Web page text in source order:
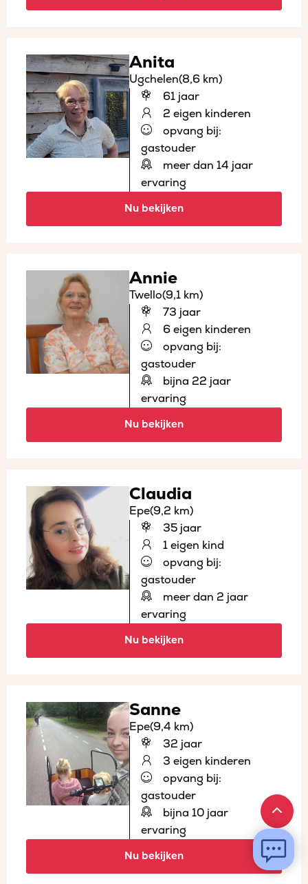
Anita
Ugchelen(8,6 km)
61 jaar
2 eigen kinderen
opvang bij:
gastouder
meer dan 14 jaar
ervaring
Nu bekijken
Annie
Twello(9,1 km)
73 jaar
6 eigen kinderen
opvang bij:
gastouder
bijna 22 jaar
ervaring
Nu bekijken
Claudia
Epe(9,2 km)
35 jaar
1 eigen kind
opvang bij:
gastouder
meer dan 2 jaar
ervaring
Nu bekijken
Sanne
Epe(9,4 km)
32 jaar
3 eigen kinderen
opvang bij:
gastouder
bijna 10 jaar
ervaring
Nu bekijken